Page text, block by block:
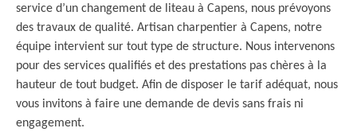
service d’un changement de liteau à Capens, nous prévoyons
des travaux de qualité. Artisan charpentier à Capens, notre
équipe intervient sur tout type de structure. Nous intervenons
pour des services qualifiés et des prestations pas chères à la
hauteur de tout budget. Afin de disposer le tarif adéquat, nous
vous invitons à faire une demande de devis sans frais ni
engagement.